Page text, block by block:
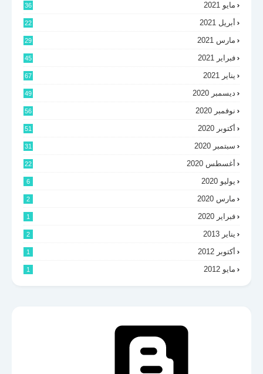
مايو 2021 36
أبريل 2021 22
مارس 2021 29
فبراير 2021 45
يناير 2021 67
ديسمبر 2020 49
نوفمبر 2020 56
أكتوبر 2020 51
سبتمبر 2020 31
أغسطس 2020 22
يوليو 2020 6
مارس 2020 2
فبراير 2020 1
يناير 2013 2
أكتوبر 2012 1
مايو 2012 1